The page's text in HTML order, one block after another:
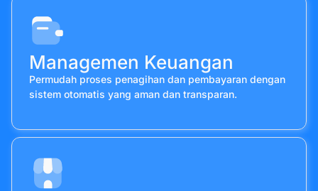
Managemen Keuangan
Permudah proses penagihan dan pembayaran dengan
sistem otomatis yang aman dan transparan.